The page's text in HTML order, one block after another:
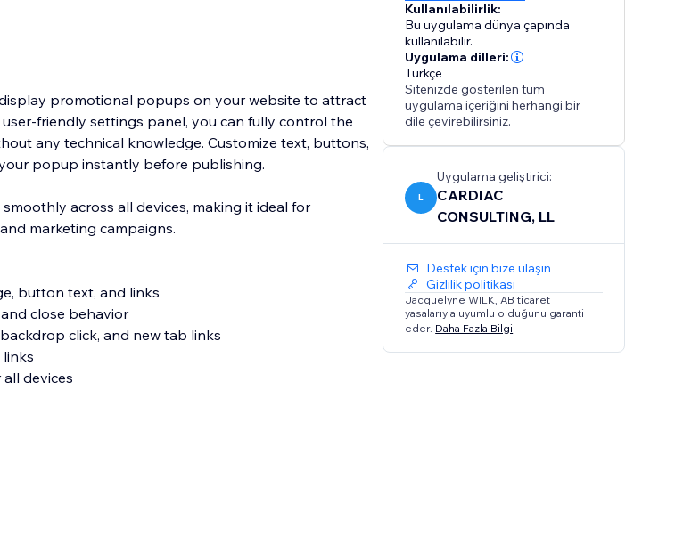
promotional popups on your website to attract
friendly settings panel, you can fully control the
any technical knowledge. Customize text, buttons,
popup instantly before publishing.
across all devices, making it ideal for
marketing campaigns.
button text, and links
close behavior
click, and new tab links
devices
Kullanılabilirlik:
Bu uygulama dünya çapında
kullanılabilir.
Uygulama dilleri:
Türkçe
Sitenizde gösterilen tüm
uygulama içeriğini herhangi bir
dile çevirebilirsiniz.
L
Uygulama geliştirici:
CARDIAC
CONSULTING, LL
Destek için bize ulaşın
Gizlilik politikası
Jacquelyne WILK, AB ticaret
yasalarıyla uyumlu olduğunu garanti
eder. Daha Fazla Bilgi